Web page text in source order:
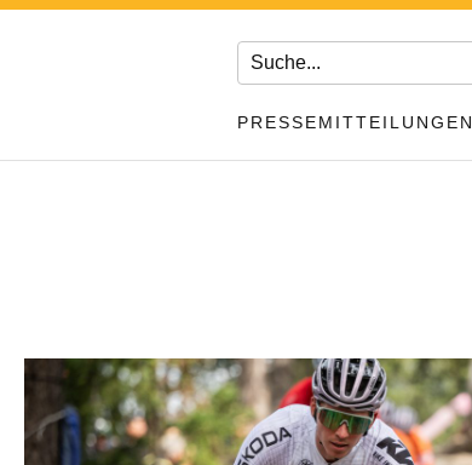
PRESSEMITTEILUNGEN